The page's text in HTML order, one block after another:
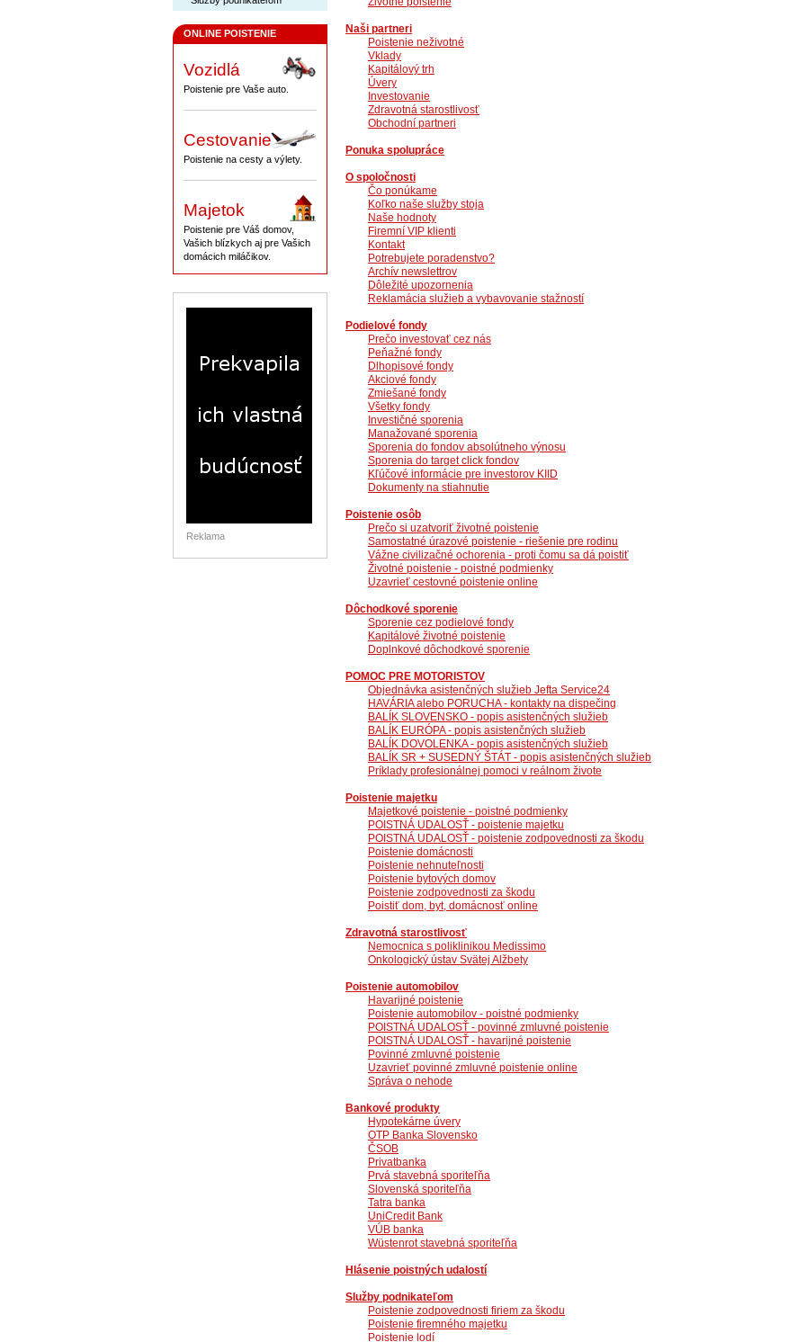
ONLINE POISTENIE
Vozidlá
Poistenie pre Vaše auto.
Cestovanie
Poistenie na cesty a výlety.
Majetok
Poistenie pre Váš domov,
Vašich blízkych aj pre Vašich
domácich miláčikov.
Reklama
Naši partneri
Poistenie neživotné
Vklady
Kapitálový trh
Úvery
Investovanie
Zdravotná starostlivosť
Obchodní partneri
Ponuka spolupráce
O spoločnosti
Čo ponúkame
Koľko naše služby stoja
Naše hodnoty
Firemní VIP klienti
Kontakt
Potrebujete poradenstvo?
Archív newslettrov
Dôležité upozornenia
Reklamácia služieb a vybavovanie stažností
Podielové fondy
Prečo investovať cez nás
Peňažné fondy
Dlhopisové fondy
Akciové fondy
Zmiešané fondy
Všetky fondy
Investičné sporenia
Manažované sporenia
Sporenia do fondov absolútneho výnosu
Sporenia do target click fondov
Kľúčové informácie pre investorov KIID
Dokumenty na stiahnutie
Poistenie osôb
Prečo si uzatvoriť životné poistenie
Samostatné úrazové poistenie - riešenie pre rodinu
Vážne civilizačné ochorenia - proti čomu sa dá poistiť
Životné poistenie - poistné podmienky
Uzavrieť cestovné poistenie online
Dôchodkové sporenie
Sporenie cez podielové fondy
Kapitálové životné poistenie
Doplnkové dôchodkové sporenie
POMOC PRE MOTORISTOV
Objednávka asistenčných služieb Jefta Service24
HAVÁRIA alebo PORUCHA - kontakty na dispečing
BALÍK SLOVENSKO - popis asistenčných služieb
BALÍK EURÓPA - popis asistenčných služieb
BALÍK DOVOLENKA - popis asistenčných služieb
BALÍK SR + SUSEDNÝ ŠTÁT - popis asistenčných služieb
Príklady profesionálnej pomoci v reálnom živote
Poistenie majetku
Majetkové poistenie - poistné podmienky
POISTNÁ UDALOSŤ - poistenie majetku
POISTNÁ UDALOSŤ - poistenie zodpovednosti za škodu
Poistenie domácnosti
Poistenie nehnuteľnosti
Poistenie bytových domov
Poistenie zodpovednosti za škodu
Poistiť dom, byt, domácnosť online
Zdravotná starostlivosť
Nemocnica s poliklinikou Medissimo
Onkologický ústav Svätej Alžbety
Poistenie automobilov
Havarijné poistenie
Poistenie automobilov - poistné podmienky
POISTNÁ UDALOSŤ - povinné zmluvné poistenie
POISTNÁ UDALOSŤ - havarijné poistenie
Povinné zmluvné poistenie
Uzavrieť povinné zmluvné poistenie online
Správa o nehode
Bankové produkty
Hypotekárne úvery
OTP Banka Slovensko
ČSOB
Privatbanka
Prvá stavebná sporiteľňa
Slovenská sporiteľňa
Tatra banka
UniCredit Bank
VÚB banka
Wüstenrot stavebná sporiteľňa
Hlásenie poistných udalostí
Služby podnikateľom
Poistenie zodpovednosti firiem za škodu
Poistenie firemného majetku
Poistenie lodí